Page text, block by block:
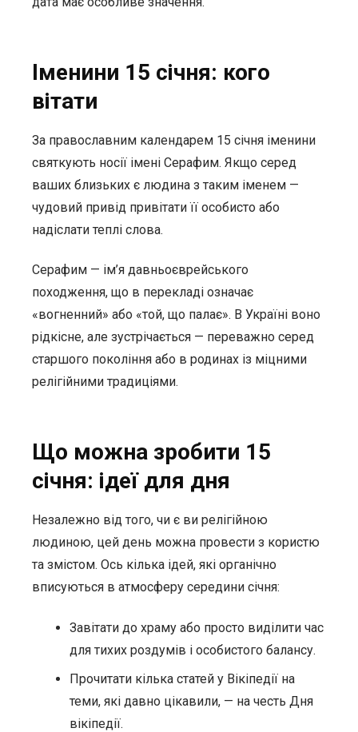
Іменини 15 січня: кого
вітати
За православним календарем 15 січня іменини
святкують носії імені Серафим. Якщо серед
ваших близьких є людина з таким іменем —
чудовий привід привітати її особисто або
надіслати теплі слова.
Серафим — ім’я давньоєврейського
походження, що в перекладі означає
«вогненний» або «той, що палає». В Україні воно
рідкісне, але зустрічається — переважно серед
старшого покоління або в родинах із міцними
релігійними традиціями.
Що можна зробити 15
січня: ідеї для дня
Незалежно від того, чи є ви релігійною
людиною, цей день можна провести з користю
та змістом. Ось кілька ідей, які органічно
вписуються в атмосферу середини січня:
Завітати до храму або просто виділити час
для тихих роздумів і особистого балансу.
Прочитати кілька статей у Вікіпедії на
теми, які давно цікавили, — на честь Дня
вікіпедії.